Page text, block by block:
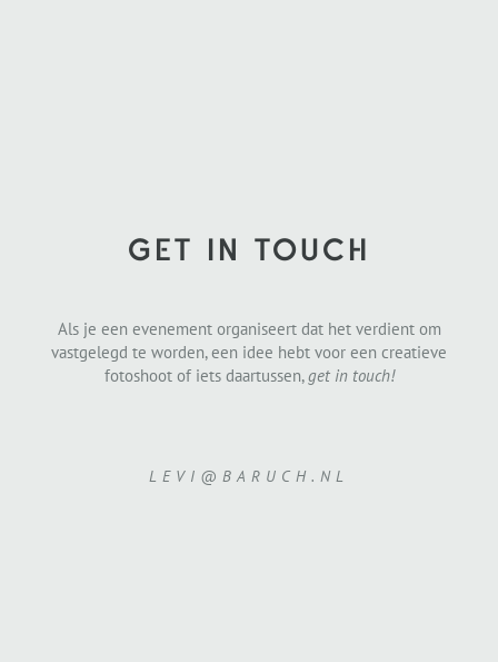
GET IN TOUCH
Als je een evenement organiseert dat het verdient om
vastgelegd te worden, een idee hebt voor een creatieve
fotoshoot of iets daartussen,get in touch!
LEVI@BARUCH.NL